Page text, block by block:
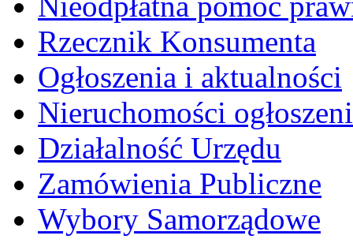
Rzecznik Konsumenta
Ogłoszenia i aktualności
Nieruchomości
Działalność Urzędu
Zamówienia Publiczne
Wybory Samorządowe